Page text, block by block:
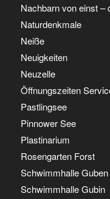
Nachbarn von einst –
Naturdenkmale
Neiße
Neuigkeiten
Neuzelle
Öffnungszeiten
Pastlingsee
Pinnower See
Plastinarium
Rosengarten Forst
Schwimmhalle Guben
Schwimmhalle Gubin